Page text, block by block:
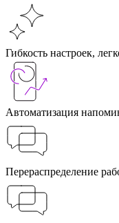
Гибкость настроек,
Автоматизация
Перераспределение